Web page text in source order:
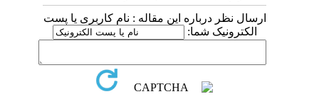
ارسال نظر درباره این مقاله : نام کاربری یا پست
الکترونیک شما: